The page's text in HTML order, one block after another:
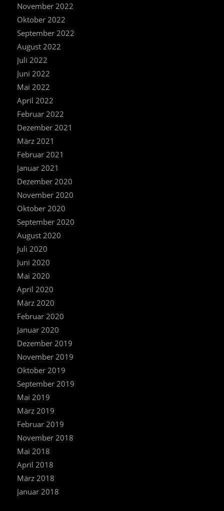
November 2022
Oktober 2022
September 2022
August 2022
Juli 2022
Juni 2022
Mai 2022
April 2022
Februar 2022
Dezember 2021
März 2021
Februar 2021
Januar 2021
Dezember 2020
November 2020
Oktober 2020
September 2020
August 2020
Juli 2020
Juni 2020
Mai 2020
April 2020
März 2020
Februar 2020
Januar 2020
Dezember 2019
November 2019
Oktober 2019
September 2019
Mai 2019
März 2019
Februar 2019
November 2018
Mai 2018
April 2018
März 2018
Januar 2018